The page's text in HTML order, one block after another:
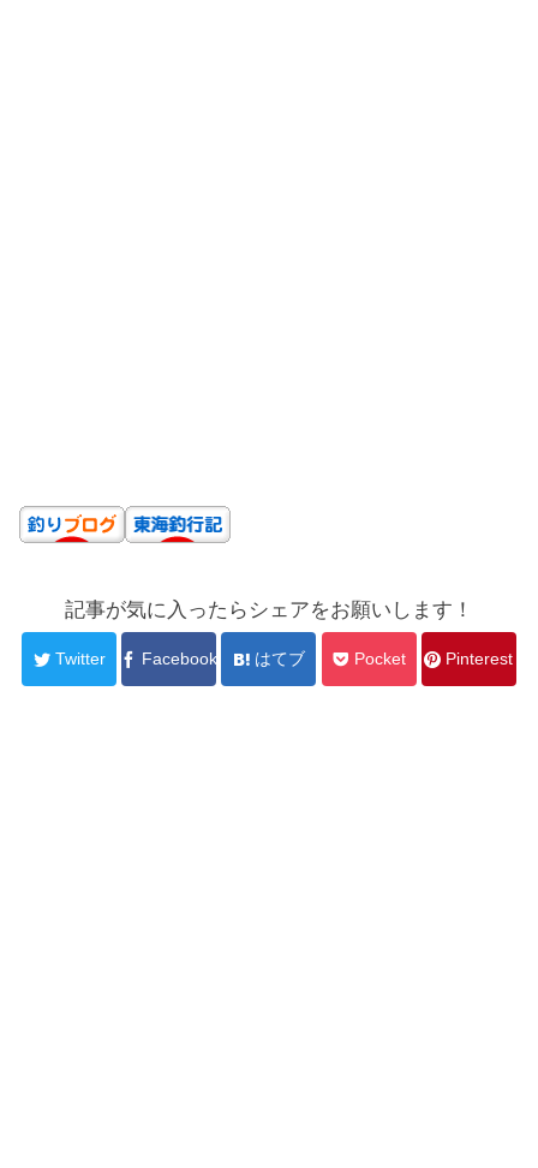
記事が気に入ったらシェアをお願いします！
Twitter Facebook はてブ Pocket Pinterest